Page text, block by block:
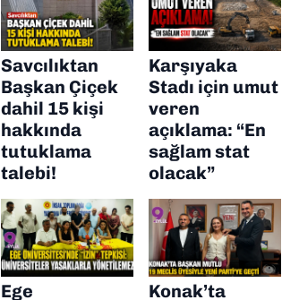
Savcılıktan
Başkan Çiçek
dahil 15 kişi
hakkında
tutuklama
talebi!
Karşıyaka
Stadı için umut
veren
açıklama: “En
sağlam stat
olacak”
Ege
Konak’ta